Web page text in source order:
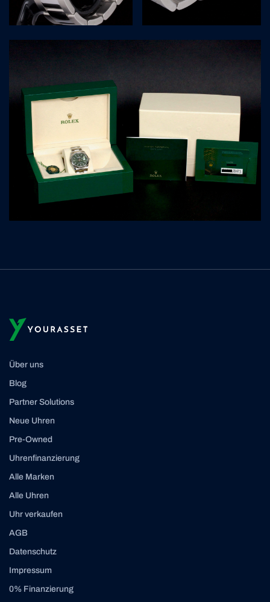
Über uns
Blog
Partner Solutions
Neue Uhren
Pre-Owned
Uhrenfinanzierung
Alle Marken
Alle Uhren
Uhr verkaufen
AGB
Datenschutz
Impressum
0% Finanzierung